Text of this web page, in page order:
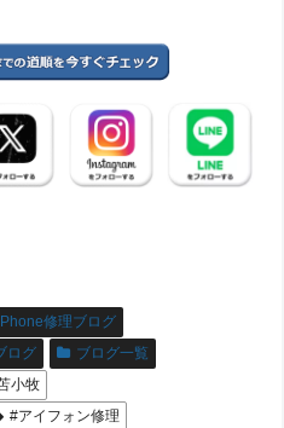
修理ブログ
ログ
ブログ一覧
小牧
#アイフォン修理